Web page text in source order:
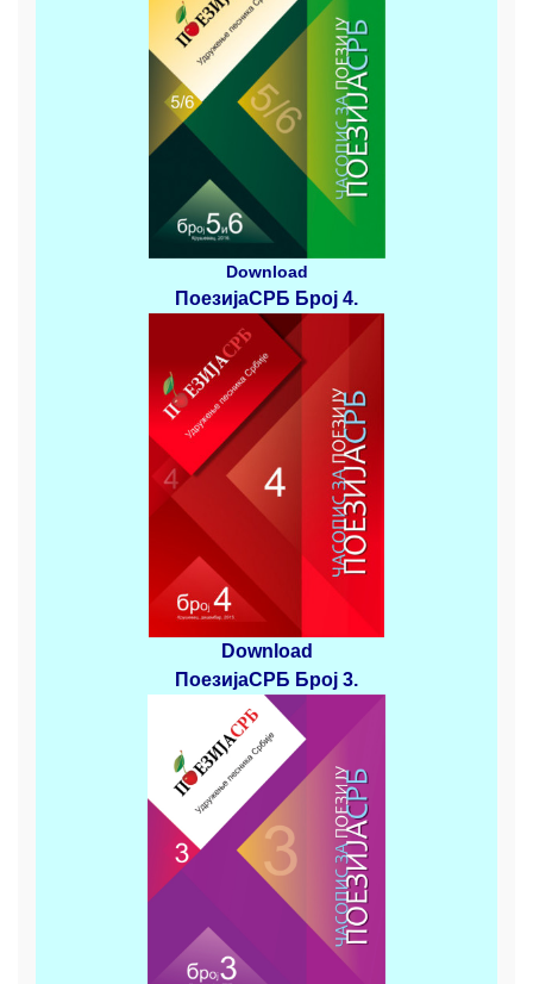
Download
ПоезијаСРБ Број 4.
Download
ПоезијаСРБ Број 3.